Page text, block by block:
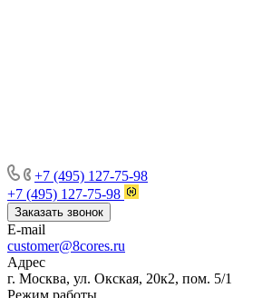
+7 (495) 127-75-98
+7 (495) 127-75-98
Заказать звонок
E-mail
customer@8cores.ru
Адрес
г. Москва, ул. Окская, 20к2, пом. 5/1
Режим работы